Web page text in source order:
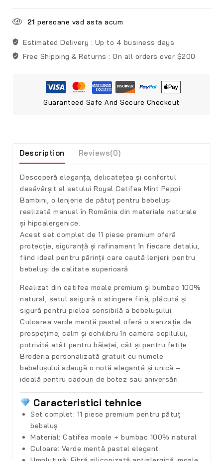
21 persoane vad asta acum
Estimated Delivery : Up to 4 business days
Free Shipping & Returns : On all orders over $200
Guaranteed Safe And Secure Checkout
Description Reviews(0)
Descoperă eleganța, delicatețea și confortul
desăvârșit al setului Royal Catifea Mint Peppi
Bambini, o lenjerie de pătuț pentru bebeluși
realizată manual în România din materiale naturale
și hipoalergenice.
Acest set complet de 11 piese premium oferă
protecție, siguranță și rafinament în fiecare detaliu,
fiind ideal pentru părinții care caută lenjerii pentru
bebeluși de calitate superioară.
Realizat din catifea moale premium și bumbac 100%
natural, setul asigură o atingere fină, plăcută și
sigură pentru pielea sensibilă a bebelușului.
Culoarea verde mentă pastel oferă o senzație de
prospețime, calm și echilibru în camera copilului,
potrivită atât pentru băieței, cât și pentru fetițe.
Broderia personalizată gratuit cu numele
bebelușului adaugă o notă elegantă și unică –
ideală pentru cadouri de botez sau aniversări.
Caracteristici tehnice
Set complet: 11 piese premium pentru pătuț
bebeluș
Material: Catifea moale + bumbac 100% natural
Culoare: Verde mentă pastel elegant